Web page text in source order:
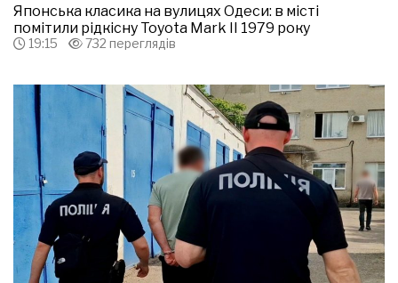
Японська класика на вулицях Одеси: в місті
помітили рідкісну Toyota Mark II 1979 року
19:15 732 переглядів